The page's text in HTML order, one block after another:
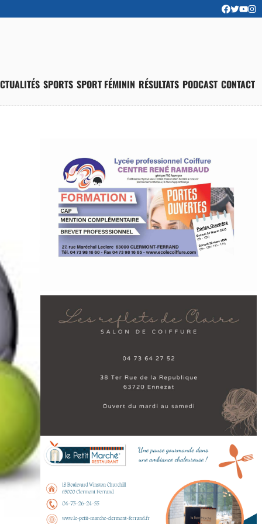
SPORTS SPORT FÉMININ RÉSULTATS PODCAST CONTACT